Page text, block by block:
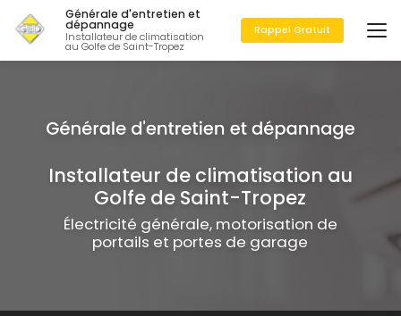
au
contenu
principal
Générale d'entretien et
dépannage
Installateur de climatisation
au Golfe de Saint-Tropez
Rappel Gratuit
Installateur de climatisation au
Golfe de Saint-Tropez
Électricité générale, motorisation de
portails et portes de garage